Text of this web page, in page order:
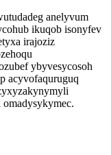
anelyvum
ikuqob isonyfev
irajoziz
ybyvesycosoh
acyvofaquruguq